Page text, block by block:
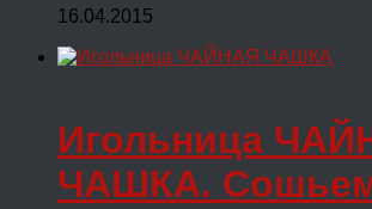
16.04.2015
Игольница
ЧАШКА.